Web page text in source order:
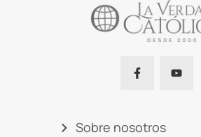
Sobre nosotros